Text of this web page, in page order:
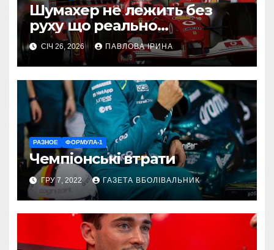
Шумахер не лежить без
руху що реально
відбувається з легендою
Формули 1
СІЧ 26, 2026 ПАВЛОВА ІРИНА
РАЗНОЕ ФОРМУЛА-1
Чемпіонські втрати
ГРУ 7, 2022 ГАЗЕТА ВБОЛІВАЛЬНИК